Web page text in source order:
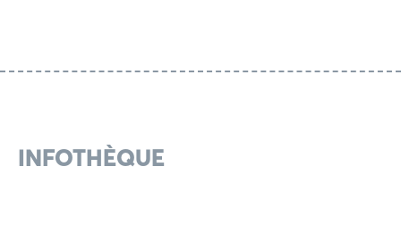
INFOTHÈQUE